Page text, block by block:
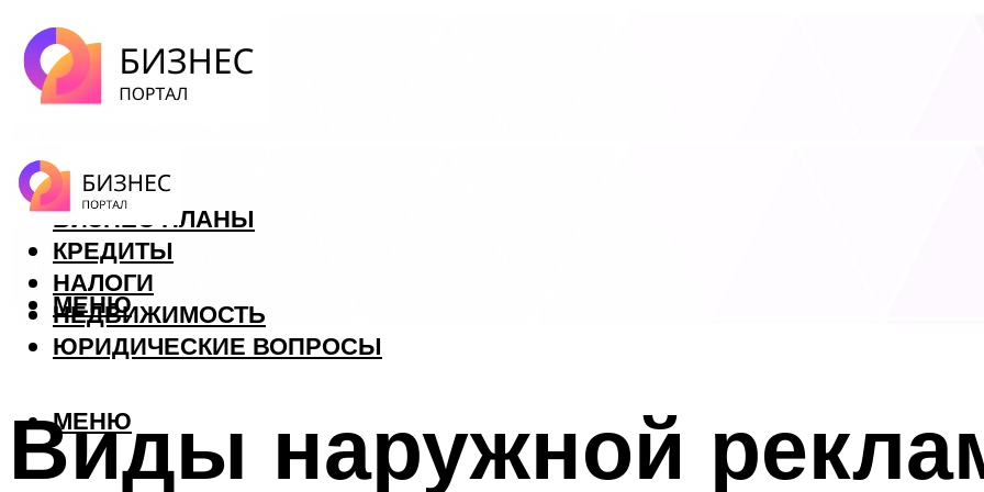
ФОРЕКС
БИЗНЕС ПЛАНЫ
КРЕДИТЫ
НАЛОГИ
НЕДВИЖИМОСТЬ
ЮРИДИЧЕСКИЕ ВОПРОСЫ
МЕНЮ
МЕНЮ
Виды наружной